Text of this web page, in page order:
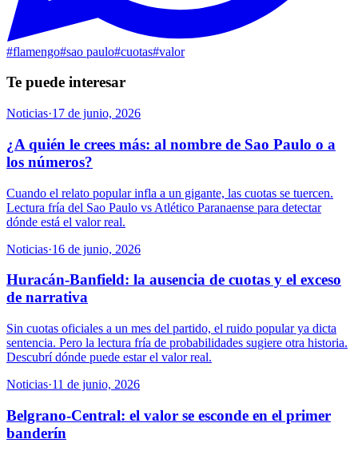
#flamengo#sao paulo#cuotas#valor
Te puede interesar
Noticias·17 de junio, 2026
¿A quién le crees más: al nombre de Sao Paulo o a
los números?
Cuando el relato popular infla a un gigante, las cuotas se tuercen.
Lectura fría del Sao Paulo vs Atlético Paranaense para detectar
dónde está el valor real.
Noticias·16 de junio, 2026
Huracán-Banfield: la ausencia de cuotas y el exceso
de narrativa
Sin cuotas oficiales a un mes del partido, el ruido popular ya dicta
sentencia. Pero la lectura fría de probabilidades sugiere otra historia.
Descubrí dónde puede estar el valor real.
Noticias·11 de junio, 2026
Belgrano-Central: el valor se esconde en el primer
banderín